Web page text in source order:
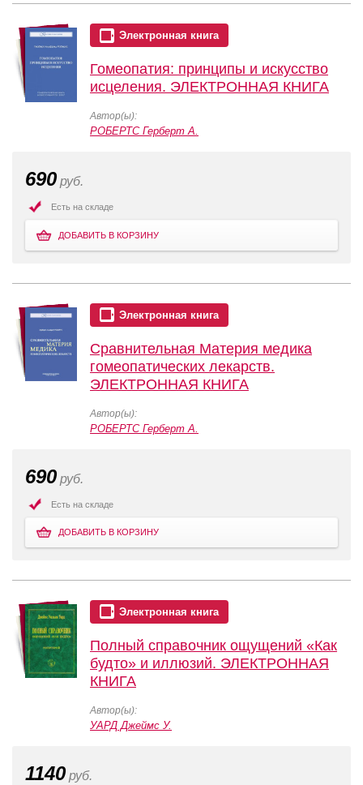
Электронная книга
Гомеопатия: принципы и искусство
исцеления. ЭЛЕКТРОННАЯ КНИГА
Автор(ы):
РОБЕРТС Герберт А.
690 руб.
Есть на складе
ДОБАВИТЬ В КОРЗИНУ
Электронная книга
Сравнительная Материя медика
гомеопатических лекарств.
ЭЛЕКТРОННАЯ КНИГА
Автор(ы):
РОБЕРТС Герберт А.
690 руб.
Есть на складе
ДОБАВИТЬ В КОРЗИНУ
Электронная книга
Полный справочник ощущений «Как
будто» и иллюзий. ЭЛЕКТРОННАЯ
КНИГА
Автор(ы):
УАРД Джеймс У.
1140 руб.